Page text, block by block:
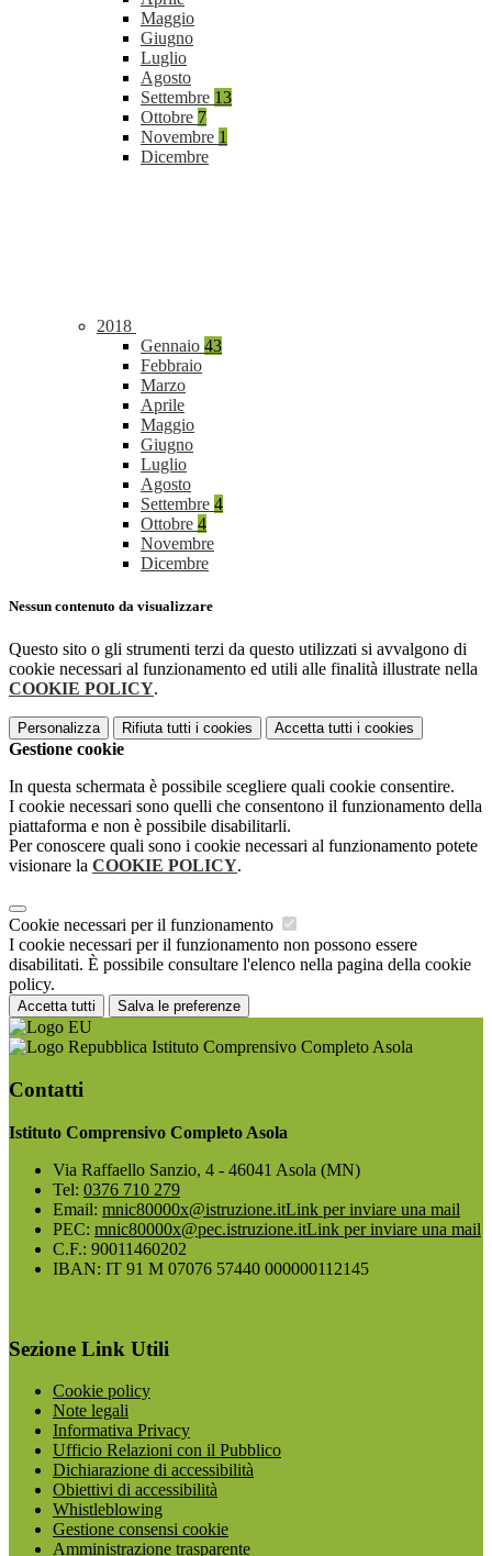
Maggio
Giugno
Luglio
Agosto
Settembre 13
Ottobre 7
Novembre 1
Dicembre
2018
Gennaio 43
Febbraio
Marzo
Aprile
Maggio
Giugno
Luglio
Agosto
Settembre 4
Ottobre 4
Novembre
Dicembre
Nessun contenuto da visualizzare
Questo sito o gli strumenti terzi da questo utilizzati si avvalgono di
cookie necessari al funzionamento ed utili alle finalità illustrate nella
COOKIE POLICY.
Personalizza Rifiuta tutti i cookies Accetta tutti i cookies
Gestione cookie
In questa schermata è possibile scegliere quali cookie consentire.
I cookie necessari sono quelli che consentono il funzionamento della
piattaforma e non è possibile disabilitarli.
Per conoscere quali sono i cookie necessari al funzionamento potete
visionare la COOKIE POLICY.
Cookie necessari per il funzionamento
I cookie necessari per il funzionamento non possono essere
disabilitati. È possibile consultare l'elenco nella pagina della cookie
policy.
Accetta tutti Salva le preferenze
Istituto Comprensivo Completo Asola
Contatti
Istituto Comprensivo Completo Asola
Via Raffaello Sanzio, 4 - 46041 Asola (MN)
Tel: 0376 710 279
Email: mnic80000x@istruzione.itLink per inviare una mail
PEC: mnic80000x@pec.istruzione.itLink per inviare una mail
C.F.: 90011460202
IBAN: IT 91 M 07076 57440 000000112145
Sezione Link Utili
Cookie policy
Note legali
Informativa Privacy
Ufficio Relazioni con il Pubblico
Dichiarazione di accessibilità
Obiettivi di accessibilità
Whistleblowing
Gestione consensi cookie
Amministrazione trasparente